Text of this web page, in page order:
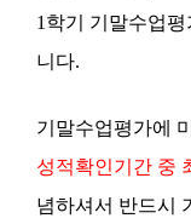
1학기 기말수업
니다.
기말수업평가에
성적확인기간 중
념하셔서 반드시